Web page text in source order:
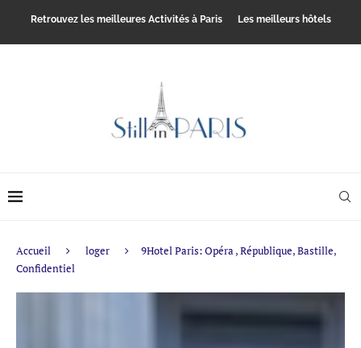
Retrouvez les meilleures Activités à Paris Les meilleurs hôtels
Accueil loger
9Hotel Paris: Opéra , République, Bastille,
Confidentiel